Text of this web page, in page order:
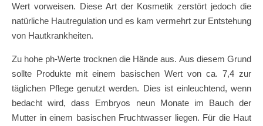
Wert vorweisen. Diese Art der Kosmetik zerstört jedoch die
natürliche Hautregulation und es kam vermehrt zur Entstehung
von Hautkrankheiten.
Zu hohe ph-Werte trocknen die Hände aus. Aus diesem Grund
sollte Produkte mit einem basischen Wert von ca. 7,4 zur
täglichen Pflege genutzt werden. Dies ist einleuchtend, wenn
bedacht wird, dass Embryos neun Monate im Bauch der
Mutter in einem basischen Fruchtwasser liegen. Für die Haut